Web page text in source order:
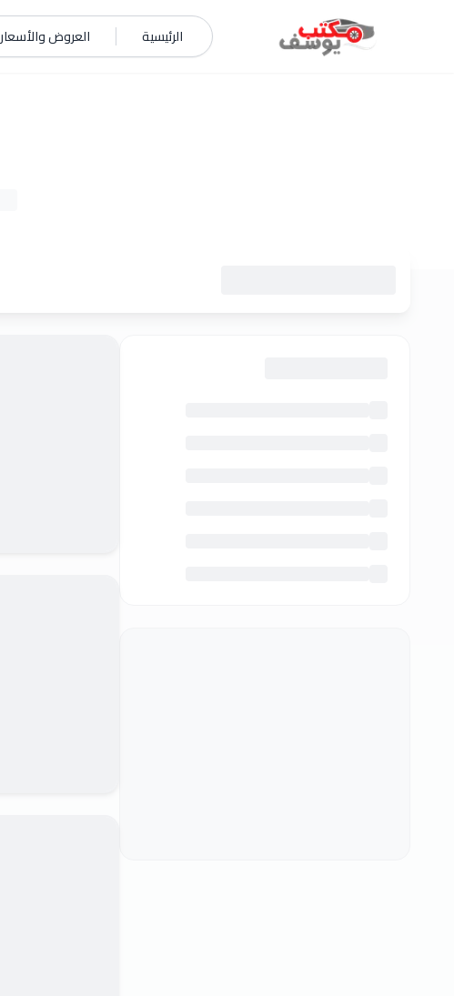
الرئيسية العروض والأسعار